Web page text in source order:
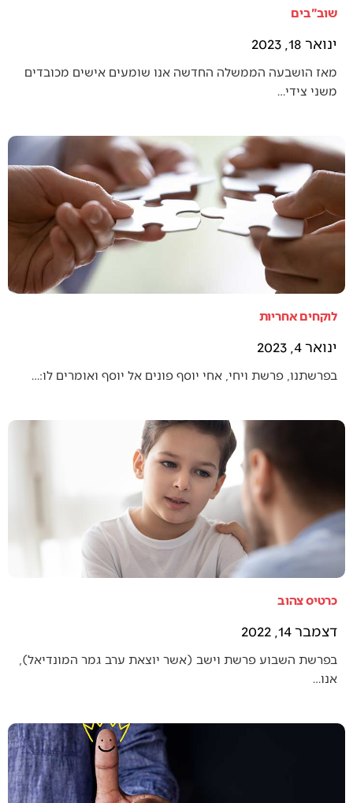
שוב"בים
ינואר 18, 2023
מאז הושבעה הממשלה החדשה אנו שומעים אישים מכובדים
משני צידי…
לוקחים אחריות
ינואר 4, 2023
בפרשתנו, פרשת ויחי, אחי יוסף פונים אל יוסף ואומרים לו:…
כרטיס צהוב
דצמבר 14, 2022
בפרשת השבוע פרשת וישב (אשר יוצאת ערב גמר המונדיאל),
אנו…